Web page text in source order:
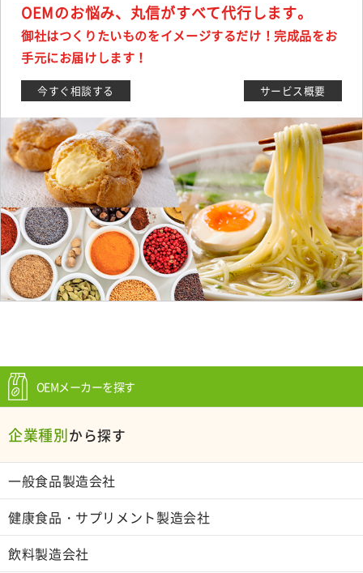
OEMメーカーを探す
企業種別から探す
一般食品製造会社
健康食品・サプリメント製造会社
飲料製造会社
OEMのお悩み、丸信がすべて代行します。
御社はつくりたいものをイメージするだけ！完成品をお
手元にお届けします！
今すぐ相談する サービス概要